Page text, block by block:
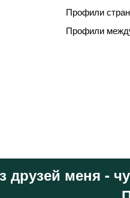
Профили стран
Профили
друзей меня -